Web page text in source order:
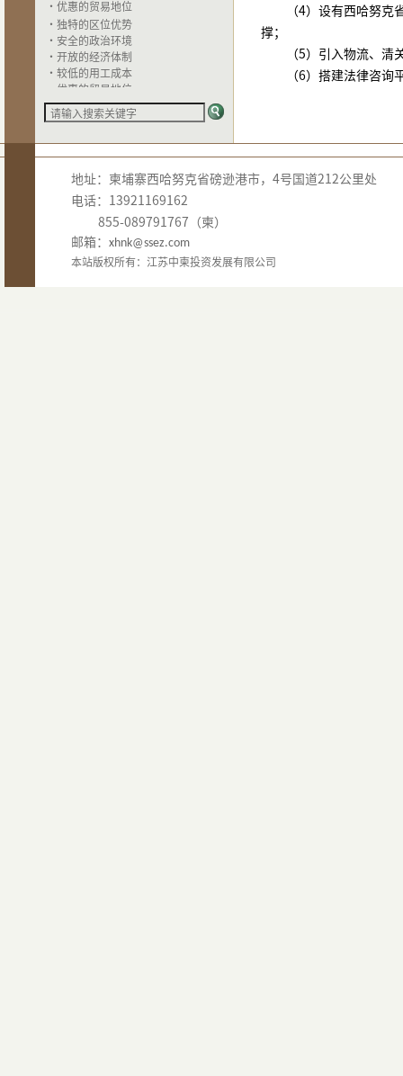
·独特的区位优势
·安全的政治环境
·开放的经济体制
·较低的用工成本
·优惠的贸易地位
·独特的区位优势
·安全的政治环境
·开放的经济体制
·优惠的贸易地位
（4）设有西哈努
撑；
（5）引入物流、
（6）搭建法律咨
地址：柬埔寨西哈努克省磅逊港市，4号国道212公里处
电话：13921169162
855-089791767（柬）
邮箱： xhnk@ssez.com
本站版权所有：江苏中柬投资发展有限公司